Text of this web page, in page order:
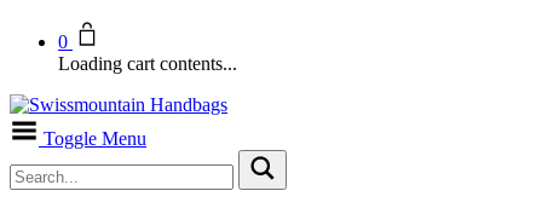
0
Loading cart contents...
Toggle Menu